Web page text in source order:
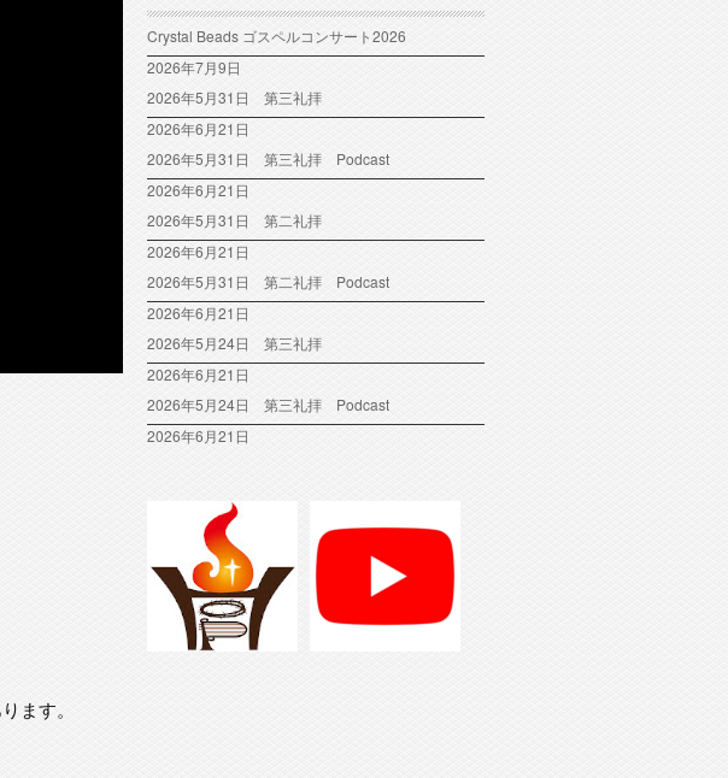
ます。
Crystal Beads ゴスペルコンサート2026
2026年7月9日
2026年5月31日 第三礼拝
2026年6月21日
2026年5月31日 第三礼拝 Podcast
2026年6月21日
2026年5月31日 第二礼拝
2026年6月21日
2026年5月31日 第二礼拝 Podcast
2026年6月21日
2026年5月24日 第三礼拝
2026年6月21日
2026年5月24日 第三礼拝 Podcast
2026年6月21日